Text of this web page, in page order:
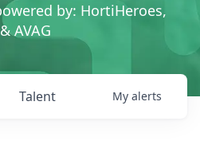
by: HortiHeroes,
AVAG
Talent My alerts